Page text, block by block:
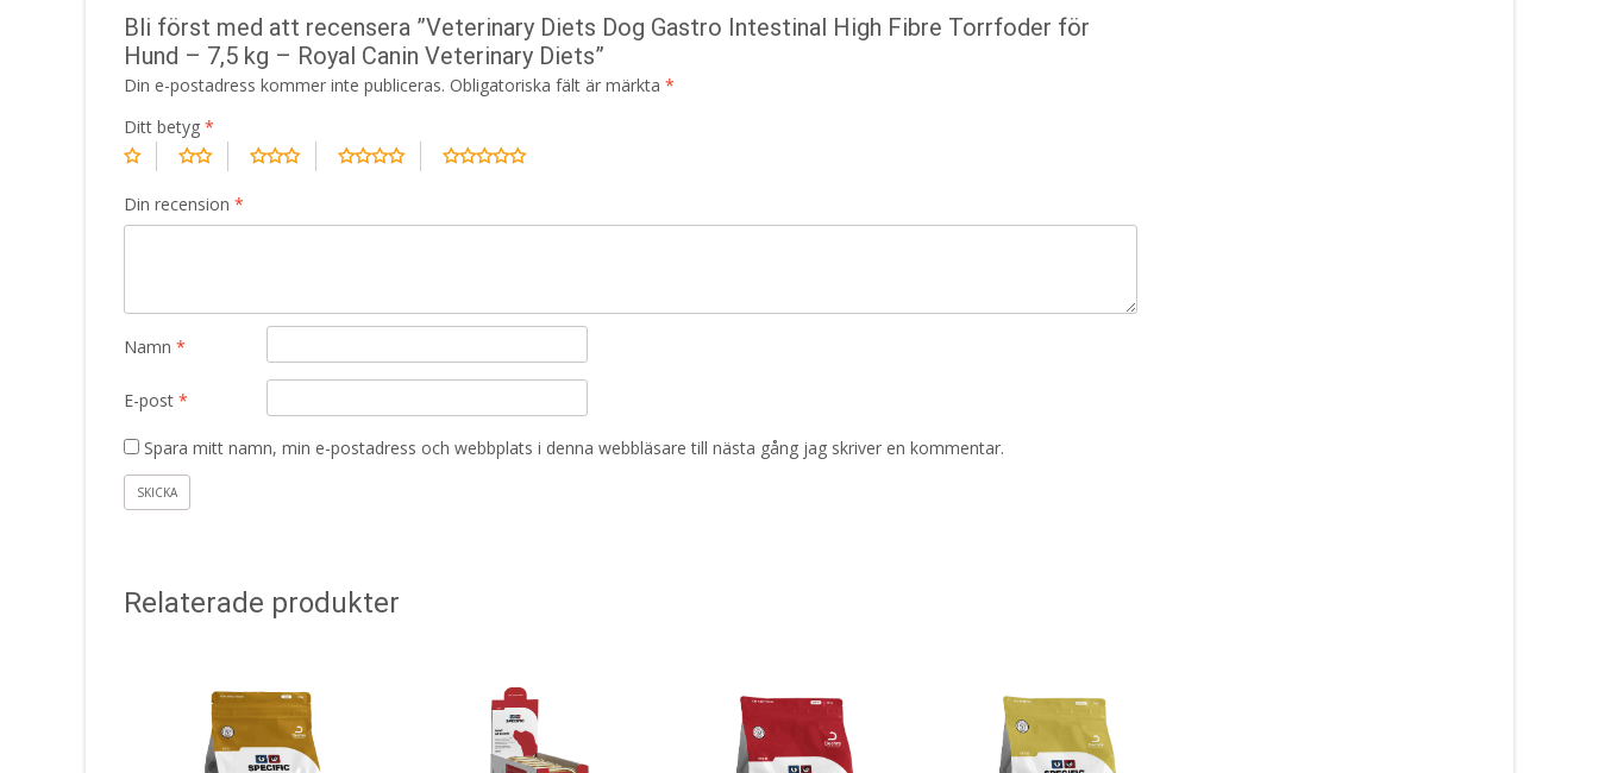
Bli först med att recensera ”Veterinary Diets Dog Gastro Intestinal High Fibre Torrfoder för
Hund – 7,5 kg – Royal Canin Veterinary Diets”
Din e-postadress kommer inte publiceras. Obligatoriska fält är märkta *
Ditt betyg *
Din recension *
Namn *
E-post *
Spara mitt namn, min e-postadress och webbplats i denna webbläsare till nästa gång jag skriver en kommentar.
Relaterade produkter